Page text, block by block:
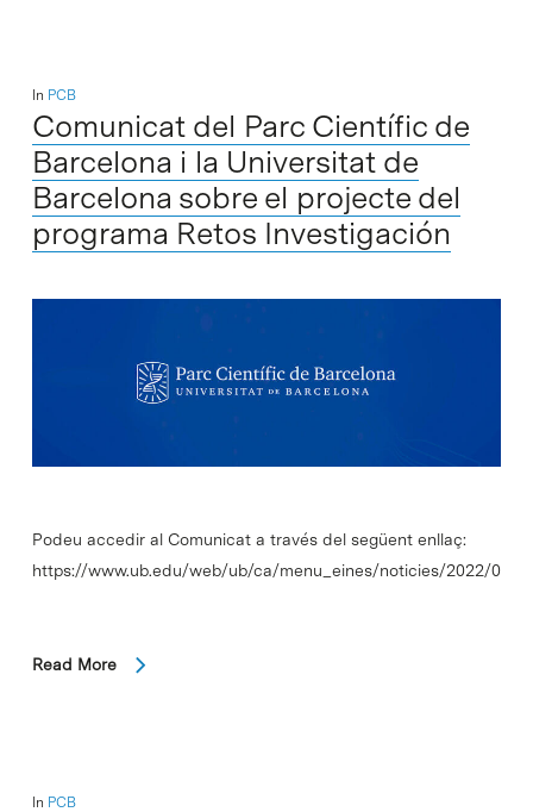
In PCB
Comunicat del Parc Científic de
Barcelona i la Universitat de
Barcelona sobre el projecte del
programa Retos Investigación
Podeu accedir al Comunicat a través del següent enllaç:
https://www.ub.edu/web/ub/ca/menu_eines/noticies/2022/02/
Read More
In PCB